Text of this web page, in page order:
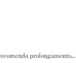
prolongamento...